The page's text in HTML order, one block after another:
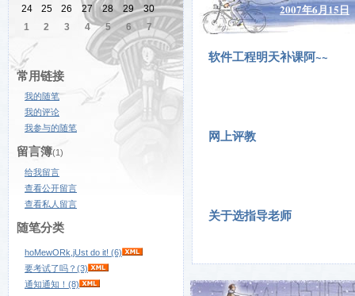
24
25 26 27 28 29
30
1
2 3 4 5 6 7
常用链接
我的随笔
我的评论
我参与的随笔
留言簿(1)
给我留言
查看公开留言
查看私人留言
随笔分类
hoMewORk,jUst do it! (6)
要考试了吗？(3)
通知通知！(8)
2007年6月15日
软件工程明天补课阿~~
网上评教
关于选指导老师